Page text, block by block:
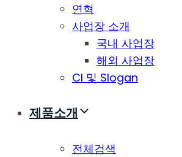
연혁
사업장 소개
국내 사업장
해외 사업장
CI 및 Slogan
제품소개
전체검색